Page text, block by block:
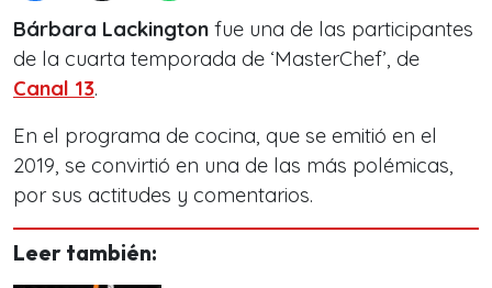
Bárbara Lackington fue una de las participantes
de la cuarta temporada de ‘MasterChef’, de
Canal 13.
En el programa de cocina, que se emitió en el
2019, se convirtió en una de las más polémicas,
por sus actitudes y comentarios.
Leer también: